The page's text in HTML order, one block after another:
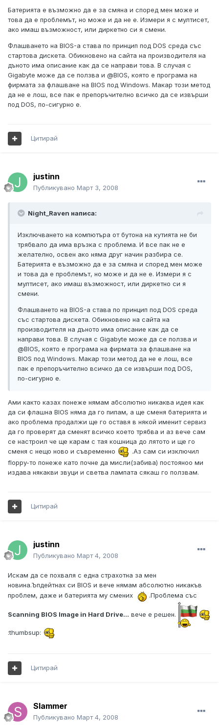
Батерията е възможно да е за смяна и според мен може и
това да е проблемът, но може и да не е. Измери я с мултисет,
ако имаш възможност, или диркетно си я смени.
Флашването на BIOS-а става по принцип под DOS среда със
стартова дискета. Обикновено на сайта на производителя на
дъното има описание как да се направи това. В случая с
Gigabyte може да се ползва и @BIOS, която е програма на
фирмата за флашване на BIOS под Windows. Макар този метод
да не е лош, все пак е препоръчително всичко да се извърши
под DOS, по-сигурно е.
Цитирай
justinn
Публикувано Март 3, 2008
Night_Raven написа:
Изключването на компютъра от бутона на кутията не би
трябвало да има връзка с проблема. И все пак не е
желателно, освен ако няма друг начин разбира се.
Батерията е възможно да е за смяна и според мен може
и това да е проблемът, но може и да не е. Измери я с
мултисет, ако имаш възможност, или диркетно си я
смени.
Флашването на BIOS-а става по принцип под DOS среда
със стартова дискета. Обикновено на сайта на
производителя на дъното има описание как да се
направи това. В случая с Gigabyte може да се ползва и
@BIOS, която е програма на фирмата за флашване на
BIOS под Windows. Макар този метод да не е лош, все
пак е препоръчително всичко да се извърши под DOS,
по-сигурно е.
Ами както казах понеже нямам абсолютно никаква идея как
да си флашна BIOS няма да го пипам, а ще сменя батерията и
ако проблема продалжи ще го оставя в някой именит сервиз
да го проверят да сменят всичко което трябва и аз вече сам
се настроил че ще карам с тая кошница до лятото и ще го
сменя с нещо ново и съвременно
.Аз сам си изключил
floppy-то понеже като почне да мисли(забива) постояноо ми
издава някакви звуци и светва лампата сякаш го ползвам.
Цитирай
justinn
Публикувано Март 4, 2008
Искам да се похваля с една страхотна за мен
новина.Ъпдейтнах си BIOS и вече нямам абсолютно никакъв
проблем, даже и батерията му смених
.Проблема със
Scanning BIOS Image in Hard Drive... вече е решен.
:thumbsup:
Цитирай
Slammer
Публикувано Март 4, 2008